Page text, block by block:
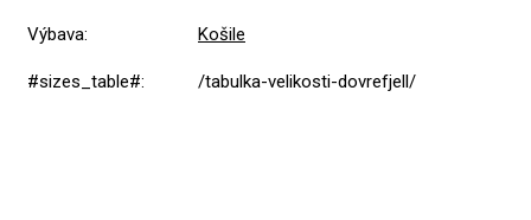
Výbava: Košile
#sizes_table#: /tabulka-velikosti-dovrefjell/